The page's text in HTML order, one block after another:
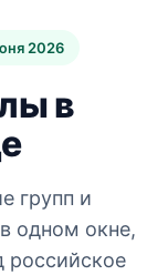
2026
в
групп и
одном окне,
российское